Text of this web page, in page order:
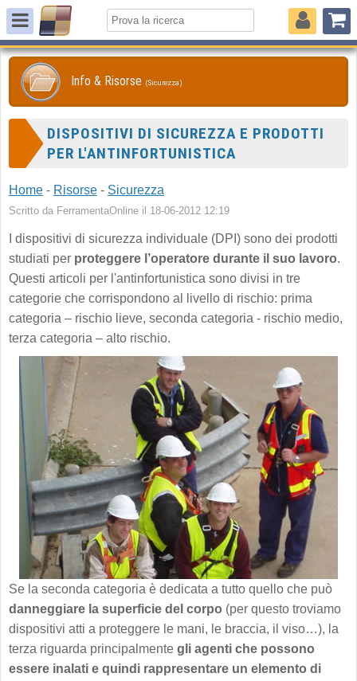
Info & Risorse (Sicurezza)
DISPOSITIVI DI SICUREZZA E PRODOTTI
PER L'ANTINFORTUNISTICA
Home - Risorse - Sicurezza
Scritto da FerramentaOnline il 18-06-2012 12:19
I dispositivi di sicurezza individuale (DPI) sono dei prodotti
studiati per proteggere l’operatore durante il suo lavoro.
Questi articoli per l'antinfortunistica sono divisi in tre
categorie che corrispondono al livello di rischio: prima
categoria – rischio lieve, seconda categoria - rischio medio,
terza categoria – alto rischio.
Se la seconda categoria è dedicata a tutto quello che può
danneggiare la superficie del corpo (per questo troviamo
dispositivi atti a proteggere le mani, le braccia, il viso…), la
terza riguarda principalmente gli agenti che possono
essere inalati e quindi rappresentare un elemento di